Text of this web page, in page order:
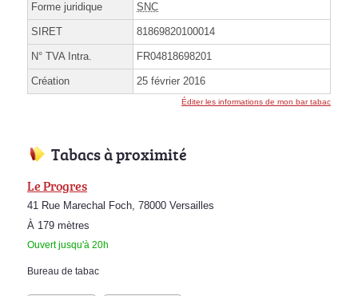
Forme juridique SNC
SIRET 81869820100014
N° TVA Intra. FR04818698201
Création 25 février 2016
Éditer les informations de mon bar tabac
Tabacs à proximité
Le Progres
41 Rue Marechal Foch, 78000 Versailles
À 179 mètres
Ouvert jusqu'à 20h
Bureau de tabac